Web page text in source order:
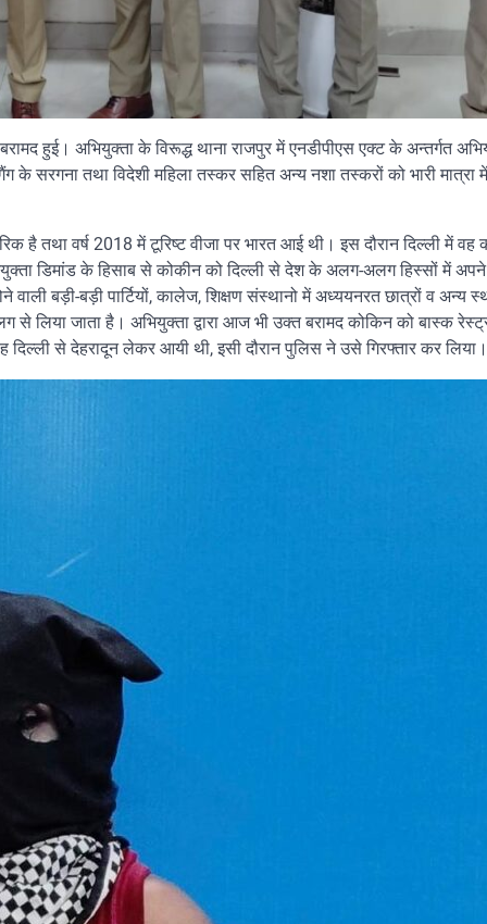
हुई। अभियुक्ता के विरूद्ध थाना राजपुर में एनडीपीएस एक्ट के अन्तर्गत
के सरगना तथा विदेशी महिला तस्कर सहित अन्य नशा तस्करों को भारी मात्रा
है तथा वर्ष 2018 में टूरिष्ट वीजा पर भारत आई थी। इस दौरान दिल्ली में वह
डिमांड के हिसाब से कोकीन को दिल्ली से देश के अलग-अलग हिस्सों में
बड़ी-बड़ी पार्टियों, कालेज, शिक्षण संस्थानो में अध्ययनरत छात्रों व अन्य
से लिया जाता है। अभियुक्ता द्वारा आज भी उक्त बरामद कोकिन को बास्क
दिल्ली से देहरादून लेकर आयी थी, इसी दौरान पुलिस ने उसे गिरफ्तार कर लिया।